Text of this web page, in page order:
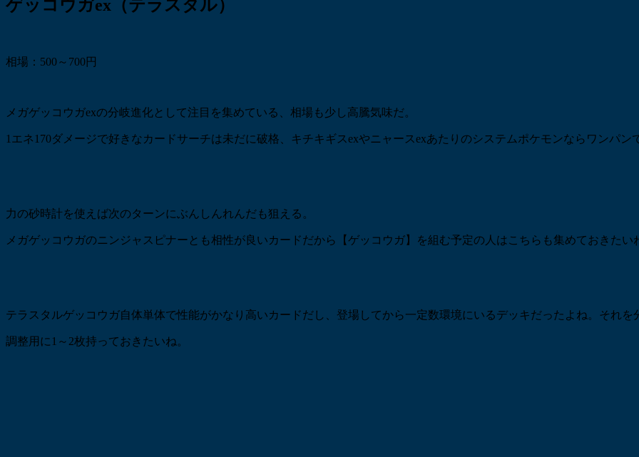
ゲッコウガex（テラスタル）
相場：500～700円
メガゲッコウガexの分岐進化として注目を集めている、相場も少し高騰気味だ。
1エネ170ダメージで好きなカードサーチは未だに破格、キチキギスexやニャースexあたりのシステムポケモンならワンパ
力の砂時計を使えば次のターンにぶんしんれんだも狙える。
メガゲッコウガのニンジャスピナーとも相性が良いカードだから【ゲッコウガ】を組む予定の人はこちらも集めておきたい
テラスタルゲッコウガ自体単体で性能がかなり高いカードだし、登場してから一定数環境にいるデッキだったよね。それを
調整用に1～2枚持っておきたいね。